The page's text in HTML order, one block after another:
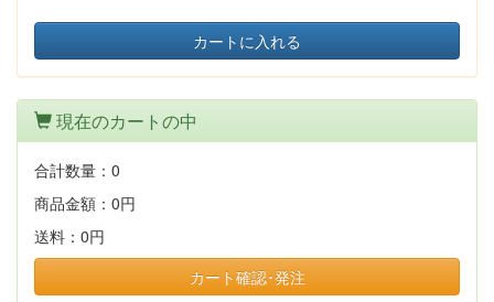
カートに入れる
現在のカートの中
合計数量： 0
商品金額： 0円
送料： 0円
カート確認･発注